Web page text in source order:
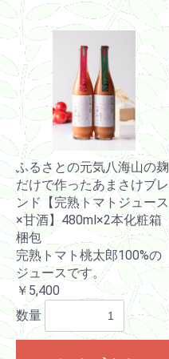
ふるさとの元気八海山の麹
だけで作ったあまさけブレ
ンド【完熟トマトジュース
×甘酒】480ml×2本化粧箱
梱包
完熟トマト桃太郎100%の
ジュースです。
￥5,400
数量